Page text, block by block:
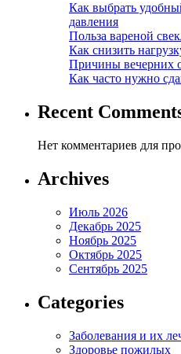
Как выбрать
давления
Польза вареной
Как снизить
Причины вечерних
Как часто нужно
Recent
Нет комментариев для
Archives
Июль 2026
Декабрь 2025
Ноябрь 2025
Октябрь 2025
Сентябрь 2025
Categories
Заболевания и их
Здоровье пожилых